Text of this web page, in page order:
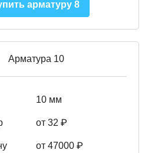
арматуру 8
Арматура 10
10 мм
от 32 ₽
от 47000 ₽